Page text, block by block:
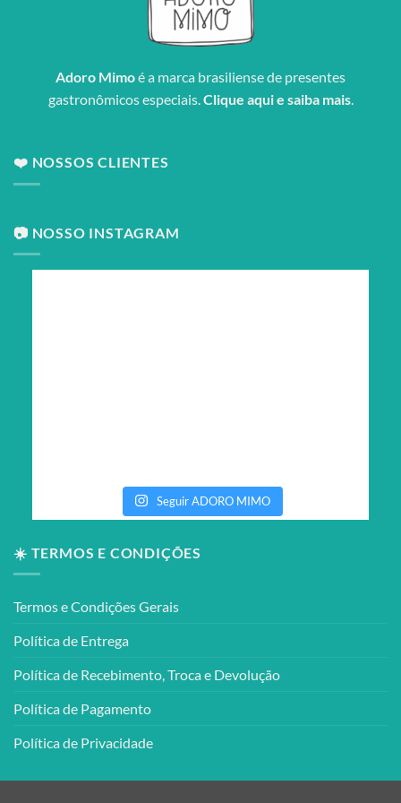
Adoro Mimoé a marca brasiliense de presentes
gastronômicos especiais.Clique aqui e saiba mais.
❤️ NOSSOS CLIENTES
📷 NOSSO INSTAGRAM
Seguir ADORO MIMO
☀️ TERMOS E CONDIÇÕES
Termos e Condições Gerais
Política de Entrega
Política de Recebimento, Troca e Devolução
Política de Pagamento
Política de Privacidade